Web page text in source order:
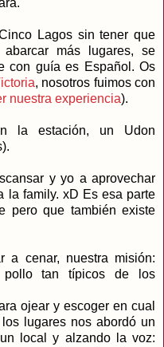
Lagos sin tener que
más lugares, se
con guía es Español. Os
, nosotros fuimos con
nuestra experiencia).
la estación, un Udon
y yo a aprovechar
la family. xD Es esa parte
pero que también existe
a cenar, nuestra misión:
pollo tan típicos de los
ojear y escoger en cual
lugares nos abordó un
local y alzando la voz: